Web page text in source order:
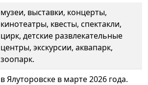
музеи, выставки, концерты,
кинотеатры, квесты, спектакли,
цирк, детские развлекательные
центры, экскурсии, аквапарк,
зоопарк.
в Ялуторовске в марте 2026 года.